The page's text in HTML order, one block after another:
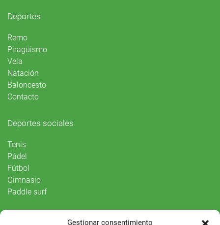
Gestionar consentimiento
Deportes
Remo
Piragüismo
Vela
Natación
Baloncesto
Contacto
Deportes sociales
Tenis
Pádel
Fútbol
Gimnasio
Paddle surf